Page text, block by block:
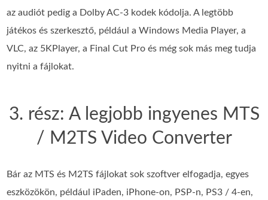
az audiót pedig a Dolby AC-3 kodek kódolja. A legtöbb
játékos és szerkesztő, például a Windows Media Player, a
VLC, az 5KPlayer, a Final Cut Pro és még sok más meg tudja
nyitni a fájlokat.
3. rész: A legjobb ingyenes MTS
/ M2TS Video Converter
Bár az MTS és M2TS fájlokat sok szoftver elfogadja, egyes
eszközökön, például iPaden, iPhone-on, PSP-n, PS3 / 4-en,